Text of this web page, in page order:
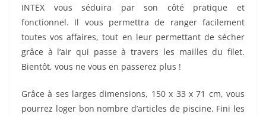
INTEX vous séduira par son côté pratique et
fonctionnel. Il vous permettra de ranger facilement
toutes vos affaires, tout en leur permettant de sécher
grâce à l’air qui passe à travers les mailles du filet.
Bientôt, vous ne vous en passerez plus !
Grâce à ses larges dimensions, 150 x 33 x 71 cm, vous
pourrez loger bon nombre d’articles de piscine. Fini les